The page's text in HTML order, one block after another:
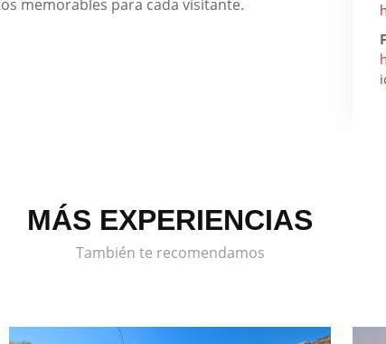
memorables para cada visitante.
MÁS EXPERIENCIAS
También te recomendamos